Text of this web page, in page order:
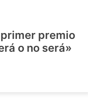
premio
o no será»